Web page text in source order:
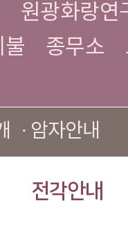
원광화랑연
불 종무소
· 암자안내
전각안내